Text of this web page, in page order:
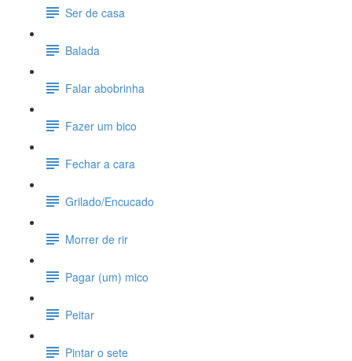
Ser de casa
Balada
Falar abobrinha
Fazer um bico
Fechar a cara
Grilado/Encucado
Morrer de rir
Pagar (um) mico
Peitar
Pintar o sete